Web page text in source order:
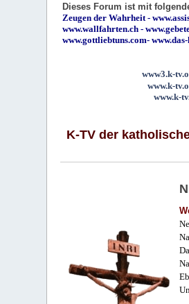
Dieses Forum ist mit
Zeugen der Wahrheit -
www.wallfahrten.ch -
www.gottliebtuns.com-
www3.k-
www.k-
www.k-
K-TV der